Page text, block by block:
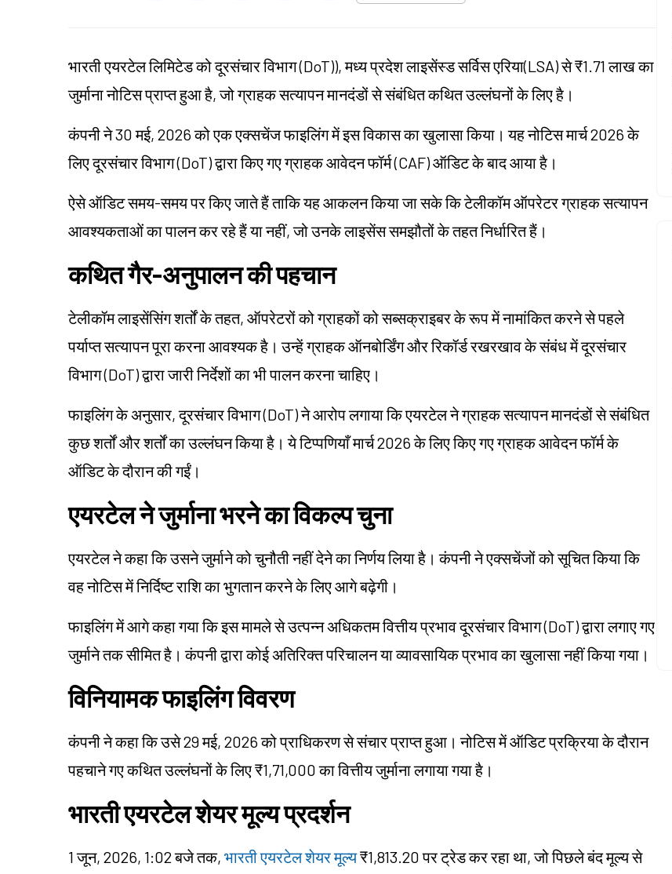
भारती एयरटेल लिमिटेड को दूरसंचार विभाग (DoT)), मध्य प्रदेश लाइसेंस्ड सर्विस एरिया(LSA) से ₹1.71 लाख का
जुर्माना नोटिस प्राप्त हुआ है, जो ग्राहक सत्यापन मानदंडों से संबंधित कथित उल्लंघनों के लिए है।
कंपनी ने 30 मई, 2026 को एक एक्सचेंज फाइलिंग में इस विकास का खुलासा किया। यह नोटिस मार्च 2026 के
लिए दूरसंचार विभाग (DoT) द्वारा किए गए ग्राहक आवेदन फॉर्म (CAF) ऑडिट के बाद आया है।
ऐसे ऑडिट समय-समय पर किए जाते हैं ताकि यह आकलन किया जा सके कि टेलीकॉम ऑपरेटर ग्राहक सत्यापन
आवश्यकताओं का पालन कर रहे हैं या नहीं, जो उनके लाइसेंस समझौतों के तहत निर्धारित हैं।
कथित गैर-अनुपालन की पहचान
टेलीकॉम लाइसेंसिंग शर्तों के तहत, ऑपरेटरों को ग्राहकों को सब्सक्राइबर के रूप में नामांकित करने से पहले
पर्याप्त सत्यापन पूरा करना आवश्यक है। उन्हें ग्राहक ऑनबोर्डिंग और रिकॉर्ड रखरखाव के संबंध में दूरसंचार
विभाग (DoT) द्वारा जारी निर्देशों का भी पालन करना चाहिए।
फाइलिंग के अनुसार, दूरसंचार विभाग (DoT) ने आरोप लगाया कि एयरटेल ने ग्राहक सत्यापन मानदंडों से संबंधित
कुछ शर्तों और शर्तों का उल्लंघन किया है। ये टिप्पणियाँ मार्च 2026 के लिए किए गए ग्राहक आवेदन फॉर्म के
ऑडिट के दौरान की गईं।
एयरटेल ने जुर्माना भरने का विकल्प चुना
एयरटेल ने कहा कि उसने जुर्माने को चुनौती नहीं देने का निर्णय लिया है। कंपनी ने एक्सचेंजों को सूचित किया कि
वह नोटिस में निर्दिष्ट राशि का भुगतान करने के लिए आगे बढ़ेगी।
फाइलिंग में आगे कहा गया कि इस मामले से उत्पन्न अधिकतम वित्तीय प्रभाव दूरसंचार विभाग (DoT) द्वारा लगाए गए
जुर्माने तक सीमित है। कंपनी द्वारा कोई अतिरिक्त परिचालन या व्यावसायिक प्रभाव का खुलासा नहीं किया गया।
विनियामक फाइलिंग विवरण
कंपनी ने कहा कि उसे 29 मई, 2026 को प्राधिकरण से संचार प्राप्त हुआ। नोटिस में ऑडिट प्रक्रिया के दौरान
पहचाने गए कथित उल्लंघनों के लिए ₹1,71,000 का वित्तीय जुर्माना लगाया गया है।
भारती एयरटेल शेयर मूल्य प्रदर्शन
1 जून, 2026, 1:02 बजे तक, भारती एयरटेल शेयर मूल्य₹1,813.20 पर ट्रेड कर रहा था, जो पिछले बंद मूल्य से